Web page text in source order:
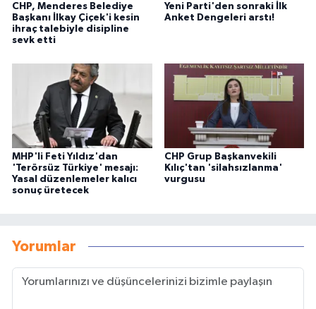
CHP, Menderes Belediye
Başkanı İlkay Çiçek'i kesin
ihraç talebiyle disipline
sevk etti
Yeni Parti'den sonraki İlk
Anket Dengeleri arstı!
MHP'li Feti Yıldız'dan
'Terörsüz Türkiye' mesajı:
Yasal düzenlemeler kalıcı
sonuç üretecek
CHP Grup Başkanvekili
Kılıç'tan 'silahsızlanma'
vurgusu
Yorumlar